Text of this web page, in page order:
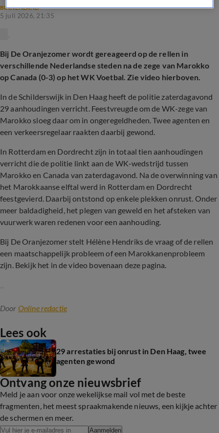
BINNENLAND
5 juli 2026, 21:35
Bij De Oranjezomer wordt gereageerd op de rellen in
verschillende Nederlandse steden na de zege van Marokko
op Canada (0-3) op het WK Voetbal. Zie video hierboven.
In de Schilderswijk in Den Haag heeft de politie zaterdagavond
29 aanhoudingen verricht. Feestvreugde om de WK-zege van
Marokko sloeg daar om in ongeregeldheden. Twee agenten en
een verkeersregelaar raakten daarbij gewond.
In Rotterdam en Dordrecht zijn in totaal tien aanhoudingen
verricht die de politie linkt aan de WK-wedstrijd tussen
Marokko en Canada van zaterdagavond. Na de overwinning van
het Marokkaanse elftal werd in Rotterdam en Dordrecht
feestgevierd. Daarbij ontstond op enkele plekken onrust. Onder
meer baldadigheid, het plegen van geweld en het afsteken van
vuurwerk waren redenen voor een aanhouding.
Bij De Oranjezomer stelt Hélène Hendriks de vraag of de rellen
een maatschappelijk probleem of een Marokkanenprobleem
zijn. Bekijk het in de video bovenaan deze pagina.
Door Online redactie
Lees ook
29 arrestaties bij onrust in Den Haag, twee
agenten gewond
Ontvang onze nieuwsbrief
Meld je aan voor onze wekelijkse mail vol met de beste
fragmenten, het meest spraakmakende nieuws, een kijkje achter
de schermen en meer.
Aanmelden